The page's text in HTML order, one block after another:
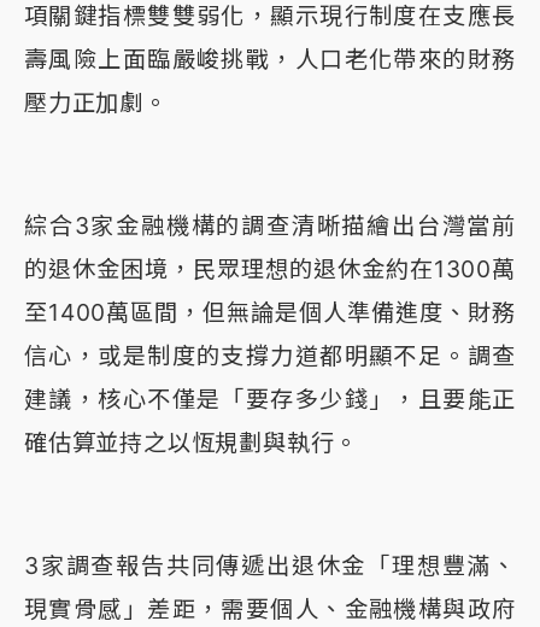
項關鍵指標雙雙弱化，顯示現行制度在支應長
壽風險上面臨嚴峻挑戰，人口老化帶來的財務
壓力正加劇。
綜合3家金融機構的調查清晰描繪出台灣當前
的退休金困境，民眾理想的退休金約在1300萬
至1400萬區間，但無論是個人準備進度、財務
信心，或是制度的支撐力道都明顯不足。調查
建議，核心不僅是「要存多少錢」，且要能正
確估算並持之以恆規劃與執行。
3家調查報告共同傳遞出退休金「理想豐滿、
現實骨感」差距，需要個人、金融機構與政府